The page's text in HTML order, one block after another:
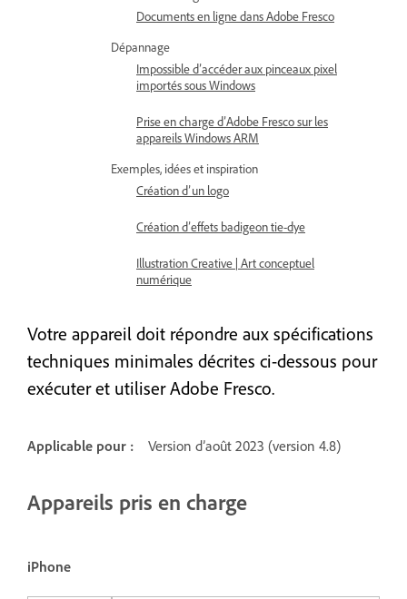
Documents en ligne dans Adobe Fresco
Dépannage
Impossible d’accéder aux pinceaux pixel
importés sous Windows
Prise en charge d’Adobe Fresco sur les
appareils Windows ARM
Exemples, idées et inspiration
Création d’un logo
Création d’effets badigeon tie-dye
Illustration Creative | Art conceptuel
numérique
Votre appareil doit répondre aux spécifications
techniques minimales décrites ci-dessous pour
exécuter et utiliser Adobe Fresco.
Applicable pour : Version d’août 2023 (version 4.8)
Appareils pris en charge
iPhone